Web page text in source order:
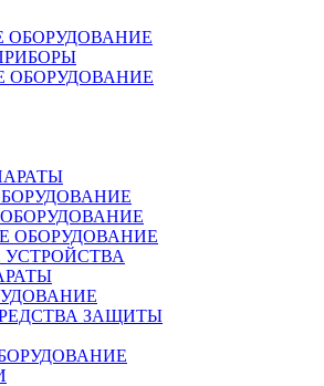
ОБОРУДОВАНИЕ
ОБОРУДОВАНИЕ
ОБОРУДОВАНИЕ
ЗАЩИТЫ